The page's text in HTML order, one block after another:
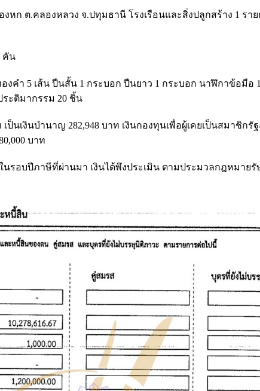
หก ต.คลองหลวง จ.ปทุมธานี โรงเรือนและสิ่งปลูกสร้าง 1 ราย
คัน
งคำ 5 เส้น ปืนสั้น 1 กระบอก ปืนยาว 1 กระบอก นาฬิกาข้อมือ
ระติมากรรม 20 ชิ้น
ป็นเงินบำนาญ 282,948 บาท เงินกองทุนเพื่อผู้เคยเป็นสมาชิกรัฐ
บาท
รอบปีภาษีที่ผ่านมา เงินได้พึงประเมิน ตามประมวลกฎหมายรั